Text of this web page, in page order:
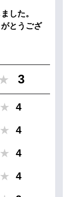
した。
とうござ
3
4
4
4
4